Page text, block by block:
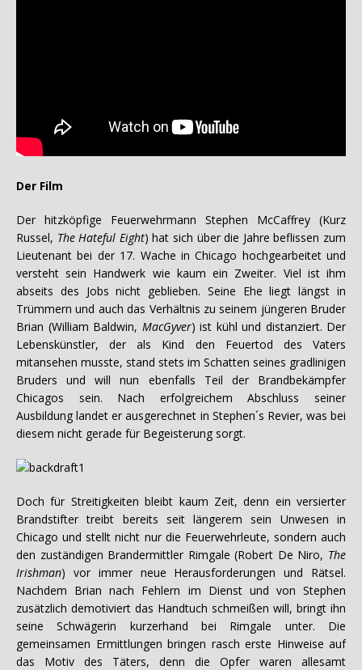
Der Film
Der hitzköpfige Feuerwehrmann Stephen McCaffrey (Kurz
Russel, The Hateful Eight) hat sich über die Jahre beflissen zum
Lieutenant bei der 17. Wache in Chicago hochgearbeitet und
versteht sein Handwerk wie kaum ein Zweiter. Viel ist ihm
abseits des Jobs nicht geblieben. Seine Ehe liegt längst in
Trümmern und auch das Verhältnis zu seinem jüngeren Bruder
Brian (William Baldwin, MacGyver) ist kühl und distanziert. Der
Lebenskünstler, der als Kind den Feuertod des Vaters
mitansehen musste, stand stets im Schatten seines gradlinigen
Bruders und will nun ebenfalls Teil der Brandbekämpfer
Chicagos sein. Nach erfolgreichem Abschluss seiner
Ausbildung landet er ausgerechnet in Stephen´s Revier, was bei
diesem nicht gerade für Begeisterung sorgt.
Doch für Streitigkeiten bleibt kaum Zeit, denn ein versierter
Brandstifter treibt bereits seit längerem sein Unwesen in
Chicago und stellt nicht nur die Feuerwehrleute, sondern auch
den zuständigen Brandermittler Rimgale (Robert De Niro, The
Irishman) vor immer neue Herausforderungen und Rätsel.
Nachdem Brian nach Fehlern im Dienst und von Stephen
zusätzlich demotiviert das Handtuch schmeißen will, bringt ihn
seine Schwägerin kurzerhand bei Rimgale unter. Die
gemeinsamen Ermittlungen bringen rasch erste Hinweise auf
das Motiv des Täters, denn die Opfer waren allesamt